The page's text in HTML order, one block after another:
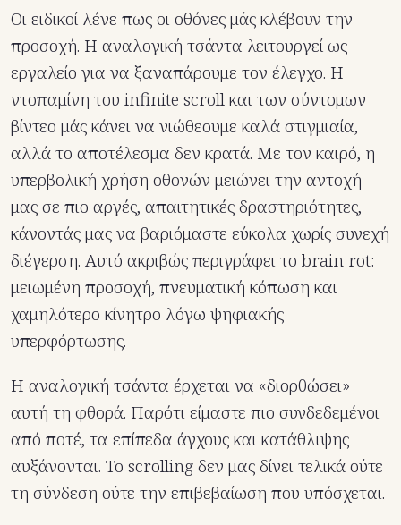
Οι ειδικοί λένε πως οι οθόνες μάς κλέβουν την
προσοχή. Η αναλογική τσάντα λειτουργεί ως
εργαλείο για να ξαναπάρουμε τον έλεγχο. Η
ντοπαμίνη του infinite scroll και των σύντομων
βίντεο μάς κάνει να νιώθεουμε καλά στιγμιαία,
αλλά το αποτέλεσμα δεν κρατά. Με τον καιρό, η
υπερβολική χρήση οθονών μειώνει την αντοχή
μας σε πιο αργές, απαιτητικές δραστηριότητες,
κάνοντάς μας να βαριόμαστε εύκολα χωρίς συνεχή
διέγερση. Αυτό ακριβώς περιγράφει το brain rot:
μειωμένη προσοχή, πνευματική κόπωση και
χαμηλότερο κίνητρο λόγω ψηφιακής
υπερφόρτωσης.
Η αναλογική τσάντα έρχεται να «διορθώσει»
αυτή τη φθορά. Παρότι είμαστε πιο συνδεδεμένοι
από ποτέ, τα επίπεδα άγχους και κατάθλιψης
αυξάνονται. Το scrolling δεν μας δίνει τελικά ούτε
τη σύνδεση ούτε την επιβεβαίωση που υπόσχεται.